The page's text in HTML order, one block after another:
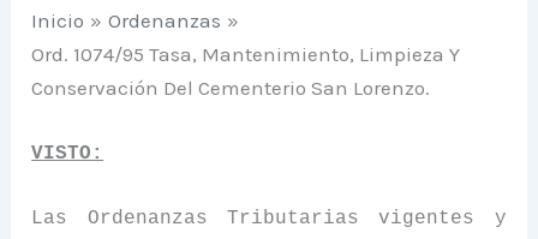
Inicio
Ordenanzas
Ord. 1074/95 Tasa, Mantenimiento, Limpieza Y
Conservación Del Cementerio San Lorenzo.
VISTO:
Las Ordenanzas Tributarias vigentes y